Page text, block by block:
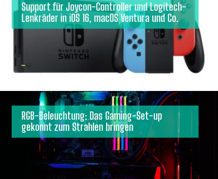
Support für Joycon-Controller und Logitech-
Lenkräder in iOS 16, macOS Ventura und Co.
RGB-Beleuchtung: Das Gaming-Set-up
gekonnt zum Strahlen bringen